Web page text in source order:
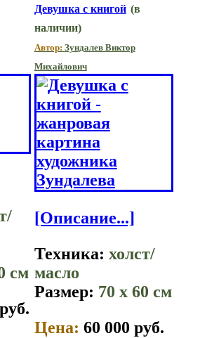
см
Девушка с книгой (в
наличии)
Автор: Зундалев Виктор
Михайлович
[Описание...]
Техника: холст/
масло
Размер: 70 x 60 см
Цена: 60 000 руб.